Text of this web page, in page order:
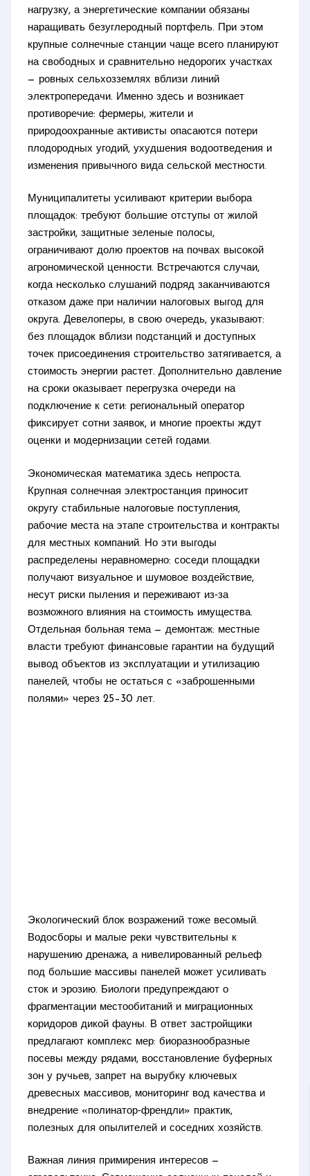
нагрузку, а энергетические компании обязаны
наращивать безуглеродный портфель. При этом
крупные солнечные станции чаще всего планируют
на свободных и сравнительно недорогих участках
— ровных сельхозземлях вблизи линий
электропередачи. Именно здесь и возникает
противоречие: фермеры, жители и
природоохранные активисты опасаются потери
плодородных угодий, ухудшения водоотведения и
изменения привычного вида сельской местности.
Муниципалитеты усиливают критерии выбора
площадок: требуют большие отступы от жилой
застройки, защитные зеленые полосы,
ограничивают долю проектов на почвах высокой
агрономической ценности. Встречаются случаи,
когда несколько слушаний подряд заканчиваются
отказом даже при наличии налоговых выгод для
округа. Девелоперы, в свою очередь, указывают:
без площадок вблизи подстанций и доступных
точек присоединения строительство затягивается, а
стоимость энергии растет. Дополнительно давление
на сроки оказывает перегрузка очереди на
подключение к сети: региональный оператор
фиксирует сотни заявок, и многие проекты ждут
оценки и модернизации сетей годами.
Экономическая математика здесь непроста.
Крупная солнечная электростанция приносит
округу стабильные налоговые поступления,
рабочие места на этапе строительства и контракты
для местных компаний. Но эти выгоды
распределены неравномерно: соседи площадки
получают визуальное и шумовое воздействие,
несут риски пыления и переживают из‑за
возможного влияния на стоимость имущества.
Отдельная больная тема — демонтаж: местные
власти требуют финансовые гарантии на будущий
вывод объектов из эксплуатации и утилизацию
панелей, чтобы не остаться с «заброшенными
полями» через 25–30 лет.
Экологический блок возражений тоже весомый.
Водосборы и малые реки чувствительны к
нарушению дренажа, а нивелированный рельеф
под большие массивы панелей может усиливать
сток и эрозию. Биологи предупреждают о
фрагментации местообитаний и миграционных
коридоров дикой фауны. В ответ застройщики
предлагают комплекс мер: биоразнообразные
посевы между рядами, восстановление буферных
зон у ручьев, запрет на вырубку ключевых
древесных массивов, мониторинг вод качества и
внедрение «полинатор‑френдли» практик,
полезных для опылителей и соседних хозяйств.
Важная линия примирения интересов —